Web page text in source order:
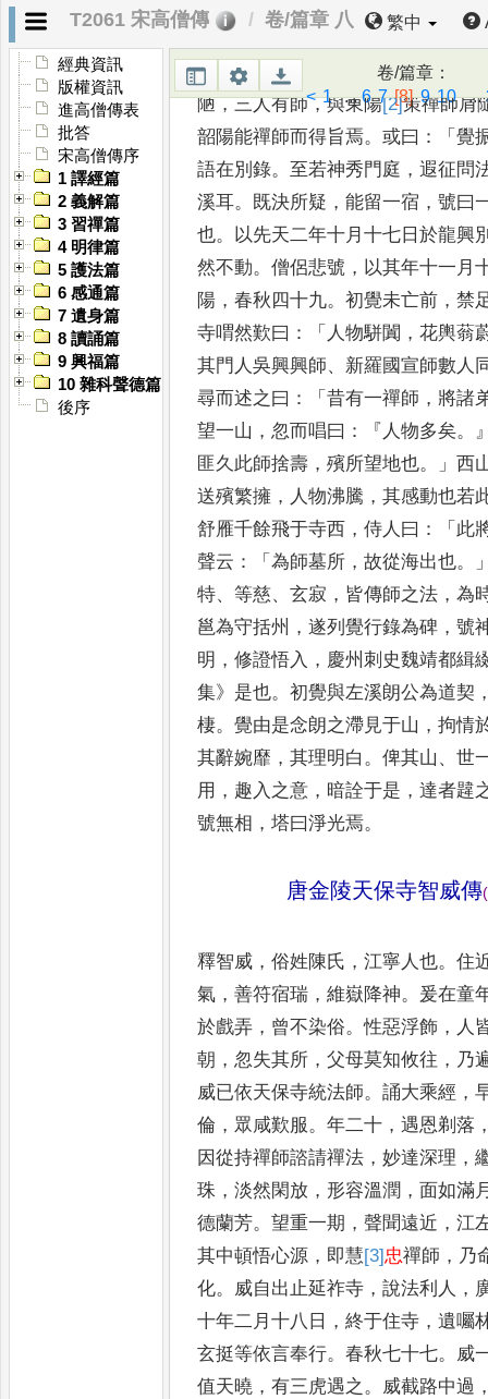
T2061 宋高僧傳 卷/篇章 八 繁中
經典資訊
版權資訊
進高僧傳表
批答
宋高僧傳序
1 譯經篇
2 義解篇
3 習禪篇
4 明律篇
5 護法篇
6 感通篇
7 遺身篇
8 讀誦篇
9 興福篇
10 雜科聲德篇
後序
卷/篇章：
< 1...6 7 [8] 9 10...
雲 晨昏交集 。 粵若功德
， 間也
豈伊莊子大布
自有阿難甘露
陋，三人有師，與東陽[2]策禪師肩
韶陽能禪師而得旨焉。或曰 ：「覺
語在別錄。至若神秀門庭 ，遐征問
溪耳。 既決所疑 ，能留一宿 ，號曰
也。 以先天二年十月十七日於龍興
然不動。僧侶悲號 ， 以其年十一月
陽 ，春秋四十九。初覺未亡前 ，禁
寺喟然歎曰 ：「 人物駢闐 ，花輿蓊
其門人吳興興師、 新羅國宣師數人
尋而述之曰 ：「昔有一禪師 ， 將諸
望一山 ， 忽而唱曰 ：『 人物多矣。
匪久此師捨壽 ，殯所望地也。」西
送殯繁擁 ， 人物沸騰 ，其感動也若
舒雁千餘飛于寺西 ，侍人曰 ：「 此
聲云 ：「為師墓所 ，故從海出也。
特、等慈、玄寂 ， 皆傳師之法 ，為
邕為守括州 ，遂列覺行錄為碑 ，號
明 ，修證悟入 ， 慶州刺史魏靖都緝
集》 是也。初覺與左溪朗公為道契
棲。覺由是念朗之滯見于山 ，拘情
其辭婉靡 ，其理明白 。俾其山 、世
用 ， 趣入之意 ， 暗詮于是 ，達者韙
號無相 ，塔曰淨光焉。
唐金陵天保寺智威傳(
釋智威 ，俗姓陳氏 ，江寧人也。住
氣 ，善符宿瑞 ，維嶽降神。 爰在童
於戲弄 ， 曾不染俗。性惡浮飾 ， 人
朝 ，忽失其所 ，父母莫知攸往 ， 乃
威已依天保寺統法師。誦大乘經 ，
倫 ， 眾咸歎服。年二十 ，遇恩剃落
因從持禪師諮請禪法 ，妙達深理 ，
珠 ，淡然閑放 ， 形容溫潤 ，面如滿
德蘭芳。望重一期 ，聲聞遠近 ，江
其中頓悟心源 ， 即慧[3]忠禪師 ， 乃
化。 威自出止延祚寺 ，說法利人 ，
十年二月十八日 ，終于住寺 ，遺囑
玄挺等依言奉行。春秋七十七。 威
值天曉 ，有三虎遇之。 威截路中過